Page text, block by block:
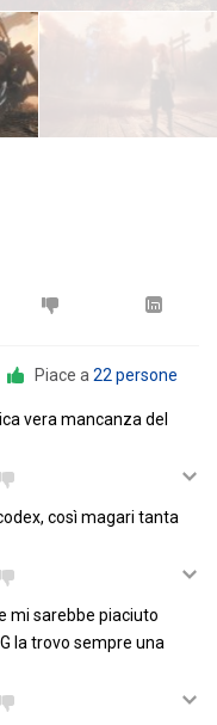
Piace a 22 persone
vera mancanza del
così magari tanta
mi sarebbe piaciuto
la trovo sempre una